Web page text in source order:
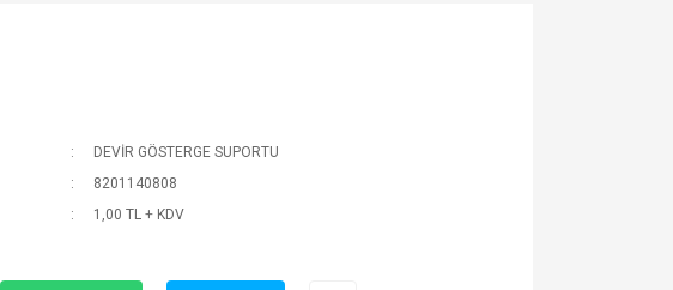
DEVİR GÖSTERGE SUPORTU
8201140808
1,00 TL + KDV